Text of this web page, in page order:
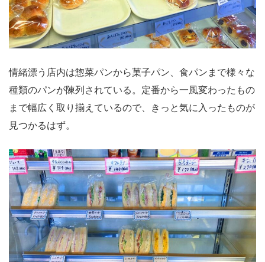
情緒漂う店内は惣菜パンから菓子パン、食パンまで様々な
種類のパンが陳列されている。定番から一風変わったもの
まで幅広く取り揃えているので、きっと気に入ったものが
見つかるはず。